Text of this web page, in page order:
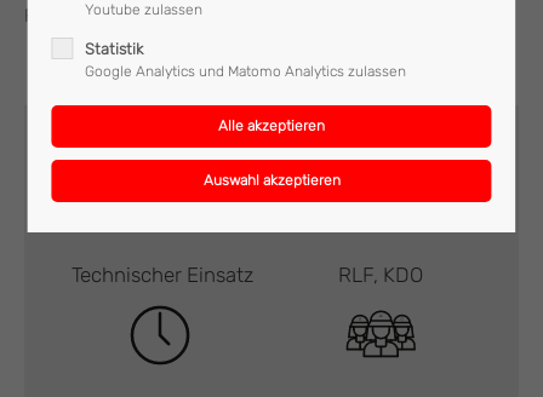
Feuerwehrhaus ein.
Technischer Einsatz RLF, KDO
Youtube zulassen
Statistik
Google Analytics und Matomo Analytics zulassen